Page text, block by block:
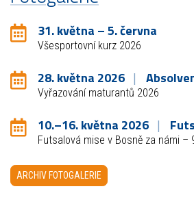
31. května – 5. června
Všesportovní kurz 2026
28. května 2026
Vyřazování maturantů 2026
10.–16. května 2026
Futsalová mise v Bosně za námi –
ARCHIV FOTOGALERIE